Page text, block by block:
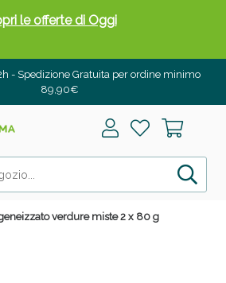
- Spedizione Gratuita per ordine minimo
89,90€
verdure miste 2 x 80 g
le offerte di Oggi